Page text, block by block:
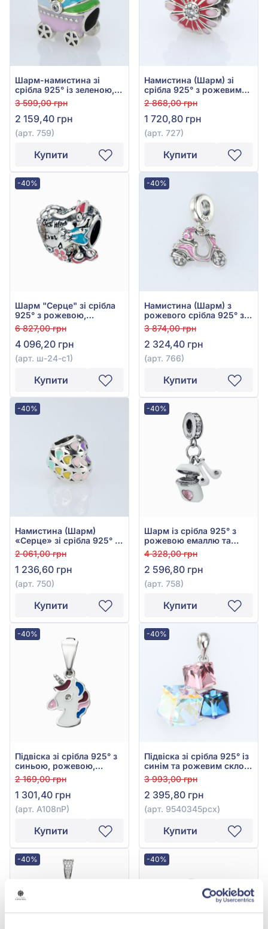
Шарм-намистина зі
срібла 925° із зеленою,
синьою, рожевою,
фіолетовою та жовтою
емаллю і фіанітом/
куб.цирконієм, арт. 759
3 599,00 грн
2 159,40 грн
(арт. 759)
Купити
Намистина (Шарм) зі
срібла 925° з рожевим
фіанітом/куб.цирконієм
та червоною емаллю,
арт. 727
2 868,00 грн
1 720,80 грн
(арт. 727)
Купити
-40%
Шарм "Серце" зі срібла
925° з рожевою,
червоною та бірюзовою
емаллю, арт. ш-24-с1
6 827,00 грн
4 096,20 грн
(арт. ш-24-с1)
Купити
-40%
Намистина (Шарм) з
рожевого срібла 925° з
фіанітом/куб.цирконієм
та рожевою емаллю, арт.
766
3 874,00 грн
2 324,40 грн
(арт. 766)
Купити
-40%
Намистина (Шарм)
«Серце» зі срібла 925° з
Рожевою, Фіолетовою,
Блакитною, Жовтою та
Бірюзовою Емаллю, арт.
750
2 061,00 грн
1 236,60 грн
(арт. 750)
Купити
-40%
Шарм із срібла 925° з
рожевою емаллю та
фіанітами, арт. 758
4 328,00 грн
2 596,80 грн
(арт. 758)
Купити
-40%
Підвіска зі срібла 925° з
синьою, рожевою,
фіолетовою, чорною
емаллю та Сваровські,
арт. А108пР
2 169,00 грн
1 301,40 грн
(арт. А108пР)
Купити
-40%
Підвіска зі срібла 925° із
синім та рожевим склом,
арт. 9540345рсх
3 993,00 грн
2 395,80 грн
(арт. 9540345рсх)
Купити
-40% -40%